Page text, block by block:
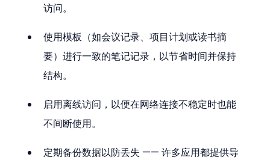
访问。
使用模板（如会议记录、项目计划或读书摘
要）进行一致的笔记记录，以节省时间并保持
结构。
启用离线访问，以便在网络连接不稳定时也能
不间断使用。
定期备份数据以防丢失 —— 许多应用都提供导